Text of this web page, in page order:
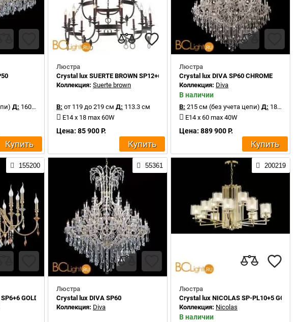
Д: 160 см
Купить
Люстра
Crystal lux SUERTE BROWN SP12+6
Коллекция: Suerte brown
В: от 119 до 219 см Д: 113.3 см
E14 x 18 max 60W
Цена: 85 900 Р.
Купить
Люстра
Crystal lux DIVA SP60 CHROME
Коллекция: Diva
В наличии
В: 215 см (без учета цепи) Д: 180 см
E14 x 60 max 40W
Цена: 889 900 Р.
Купить
155200
GOLD/COLOR
55361
Люстра
Crystal lux DIVA SP60
Коллекция: Diva
200219
Люстра
Crystal lux NICOLAS SP-PL10+5 GOLD/
Коллекция: Nicolas
В наличии